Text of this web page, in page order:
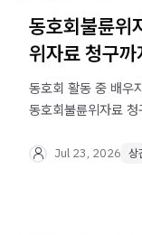
동호회불륜위
위자료 청구까
동호회 활동 중 배우
동호회불륜위자료
Jul 23, 2026 상